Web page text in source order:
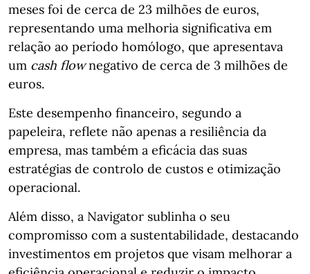
meses foi de cerca de 23 milhões de euros,
representando uma melhoria significativa em
relação ao período homólogo, que apresentava
um cash flownegativo de cerca de 3 milhões de
euros.
Este desempenho financeiro, segundo a
papeleira, reflete não apenas a resiliência da
empresa, mas também a eficácia das suas
estratégias de controlo de custos e otimização
operacional.
Além disso, a Navigator sublinha o seu
compromisso com a sustentabilidade, destacando
investimentos em projetos que visam melhorar a